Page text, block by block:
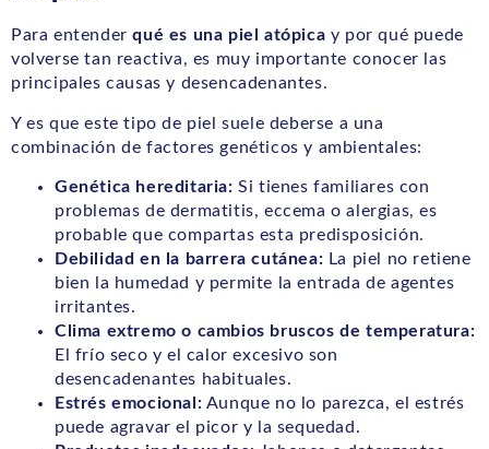
Para entenderqué es una piel atópica y por qué puede
volverse tan reactiva, es muy importante conocer las
principales causas y desencadenantes.
Y es que este tipo de piel suele deberse a una
combinación de factores genéticos y ambientales:
Genética hereditaria: Si tienes familiares con
problemas de dermatitis, eccema o alergias, es
probable que compartas esta predisposición.
Debilidad en la barrera cutánea: La piel no retiene
bien la humedad y permite la entrada de agentes
irritantes.
Clima extremo o cambios bruscos de temperatura:
El frío seco y el calor excesivo son
desencadenantes habituales.
Estrés emocional: Aunque no lo parezca, el estrés
puede agravar el picor y la sequedad.